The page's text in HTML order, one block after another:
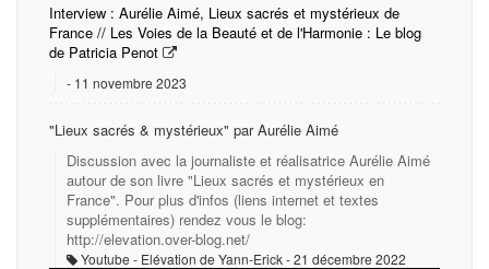
Interview : Aurélie Aimé, Lieux sacrés et mystérieux de
France // Les Voies de la Beauté et de l'Harmonie : Le blog
de Patricia Penot
11 novembre 2023
"Lieux sacrés & mystérieux" par Aurélie Aimé
Discussion avec la journaliste et réalisatrice Aurélie Aimé
autour de son livre "Lieux sacrés et mystérieux en
France". Pour plus d'infos (liens internet et textes
supplémentaires) rendez vous le blog:
http://elevation.over-blog.net/
Youtube - Elévation de Yann-Erick 21 décembre 2022